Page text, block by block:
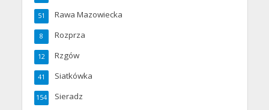
Rawa Mazowiecka
51
Rozprza
8
Rzgów
12
Siatkówka
41
Sieradz
154